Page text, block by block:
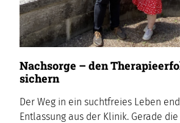
Nachsorge – den
sichern
Der Weg in ein suchtfreies Leben
Entlassung aus der Klinik. Gerade